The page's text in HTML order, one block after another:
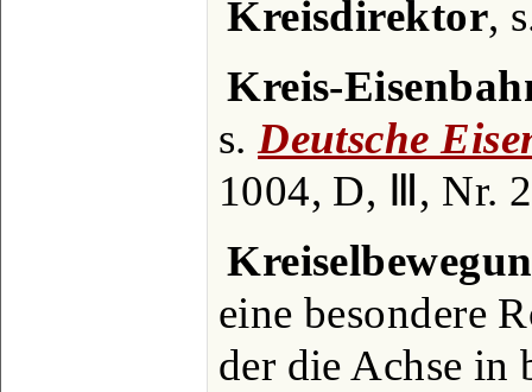
Kreisdirektor,
Kreis-
s.Deutsche
1004, D, Ⅲ, Nr.
eine besondere
der die Achse in